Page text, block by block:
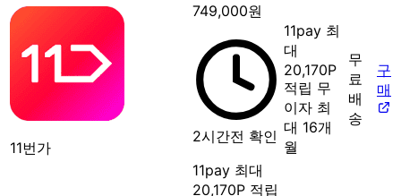
11번가
749,000원
2시간전 확인
11pay 최대
20,170P 적립
11pay 최
대
20,170P
적립 무
이자 최
대 16개
월
무
료
배
송
구
매